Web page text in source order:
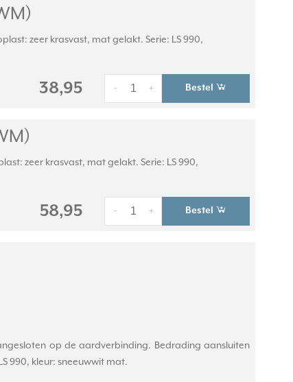
zeer krasvast, mat gelakt. Serie: LS 990,
38,95 +
- Bestel
zeer krasvast, mat gelakt. Serie: LS 990,
58,95 +
- Bestel
op de aardverbinding. Bedrading aansluiten
990, kleur: sneeuwwit mat.